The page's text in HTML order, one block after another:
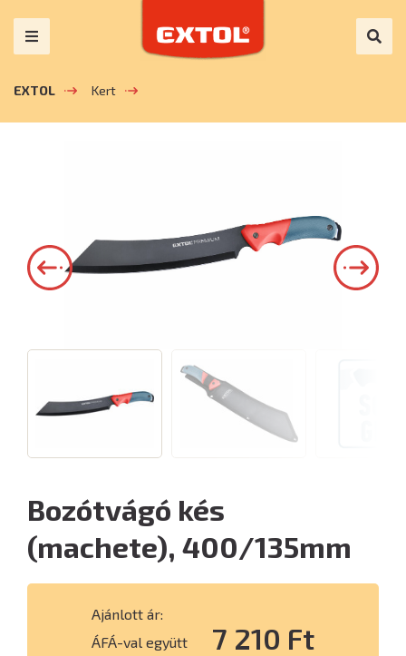
EXTOL Kert
Bozótvágó kés
(machete), 400/135mm
Ajánlott ár:
ÁFÁ-val együtt
7 210 Ft